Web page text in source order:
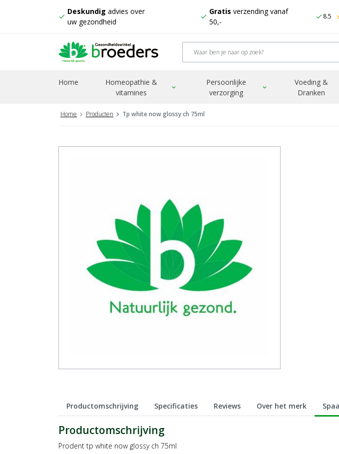
check
Deskundig advies over
uw gezondheid
check
Gratis verzending vanaf
50,-
check 8.5
Home
Homeopathie &
vitamines
expand_more
Persoonlijke
verzorging
expand_more
Voeding &
Dranken
Home Producten Tp white now glossy ch 75ml
Productomschrijving Specificaties Reviews Over het merk
Productomschrijving
Prodent tp white now glossy ch 75ml